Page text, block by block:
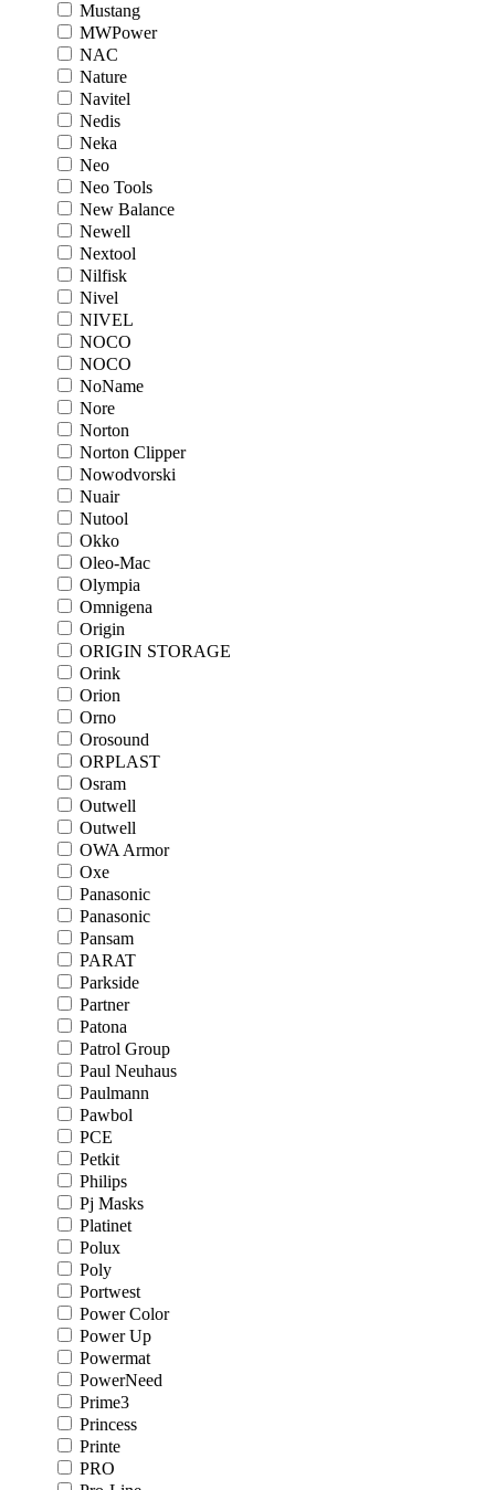
Mustang
MWPower
NAC
Nature
Navitel
Nedis
Neka
Neo
Neo Tools
New Balance
Newell
Nextool
Nilfisk
Nivel
NIVEL
NOCO
NOCO
NoName
Nore
Norton
Norton Clipper
Nowodvorski
Nuair
Nutool
Okko
Oleo-Mac
Olympia
Omnigena
Origin
ORIGIN STORAGE
Orink
Orion
Orno
Orosound
ORPLAST
Osram
Outwell
Outwell
OWA Armor
Oxe
Panasonic
Panasonic
Pansam
PARAT
Parkside
Partner
Patona
Patrol Group
Paul Neuhaus
Paulmann
Pawbol
PCE
Petkit
Philips
Pj Masks
Platinet
Polux
Poly
Portwest
Power Color
Power Up
Powermat
PowerNeed
Prime3
Princess
Printe
PRO